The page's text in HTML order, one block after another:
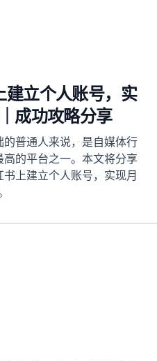
建立个人账号，实
成功攻略分享
普通人来说，是自媒体行
的平台之一。本文将分享
上建立个人账号，实现月